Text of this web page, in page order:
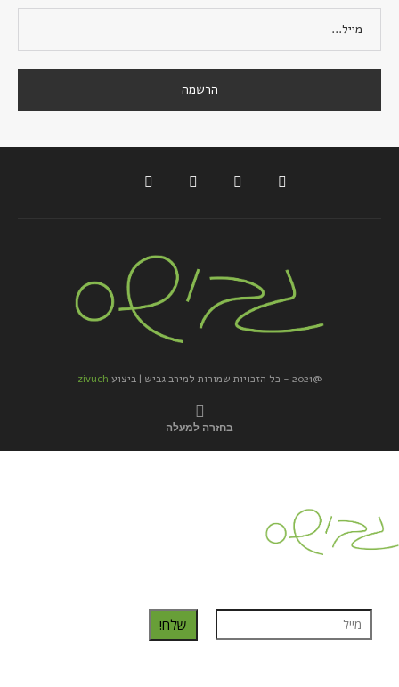
@2021 - כל הזכויות שמורות למירב גביש | ביצוע zivuch
בחזרה למעלה
שלח!